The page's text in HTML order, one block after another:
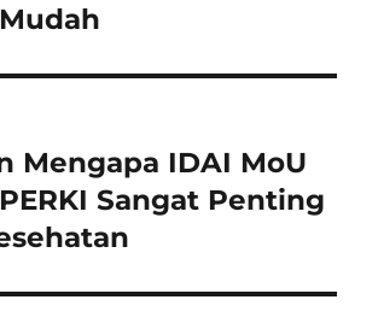
Mengapa IDAI MoU
Sangat Penting